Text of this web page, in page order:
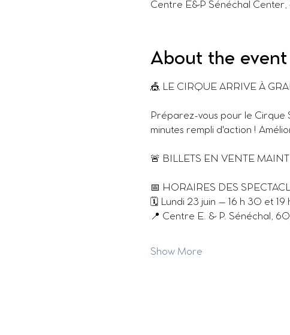
Centre E&P Sénéchal
About the event
🎪 LE CIRQUE ARRIVE À
Préparez-vous pour le
minutes rempli d'action !
🚨 BILLETS EN VENTE
📅 HORAIRES DES
🗓 Lundi 23 juin – 16 h 30 et 19
📍 Centre E. & P. ​​Sénéchal,
Show More